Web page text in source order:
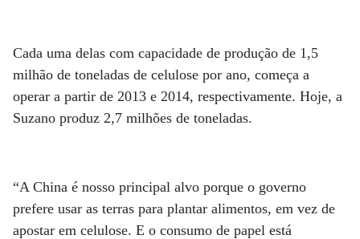
Cada uma delas com capacidade de produção de 1,5
milhão de toneladas de celulose por ano, começa a
operar a partir de 2013 e 2014, respectivamente. Hoje, a
Suzano produz 2,7 milhões de toneladas.
“A China é nosso principal alvo porque o governo
prefere usar as terras para plantar alimentos, em vez de
apostar em celulose. E o consumo de papel está